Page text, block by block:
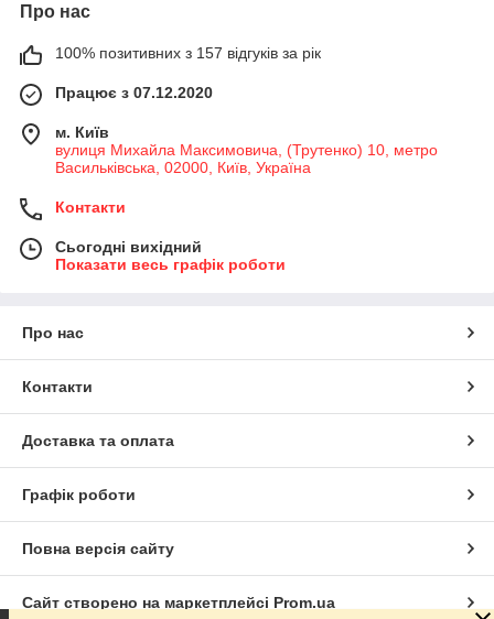
Про нас
100% позитивних з 157 відгуків за рік
Працює з 07.12.2020
м. Київ
вулиця Михайла Максимовича, (Трутенко) 10, метро
Васильківська, 02000, Київ, Україна
Контакти
Сьогодні вихідний
Показати весь графік роботи
Про нас
Контакти
Доставка та оплата
Графік роботи
Повна версія сайту
Сайт створено на маркетплейсі Prom.ua